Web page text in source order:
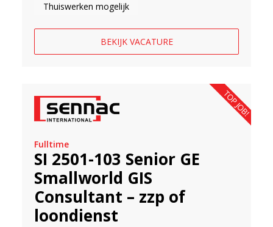
Thuiswerken mogelijk
BEKIJK VACATURE
Fulltime
SI 2501-103 Senior GE
Smallworld GIS
Consultant – zzp of
loondienst
TOP JOB!